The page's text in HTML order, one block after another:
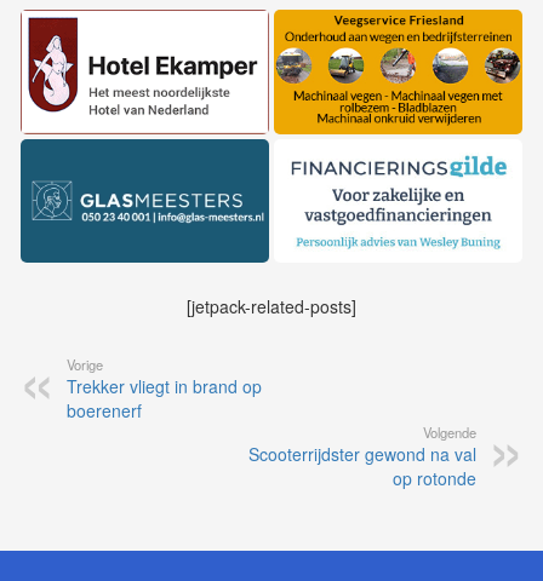
[jetpack-related-posts]
Vorige
Trekker vliegt in brand op
boerenerf
Volgende
Scooterrijdster gewond na val
op rotonde